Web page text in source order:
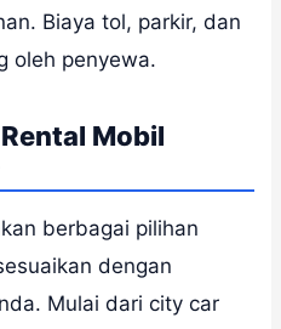
Biaya tol, parkir, dan
oleh penyewa.
Mobil
berbagai pilihan
dengan
Mulai dari city car